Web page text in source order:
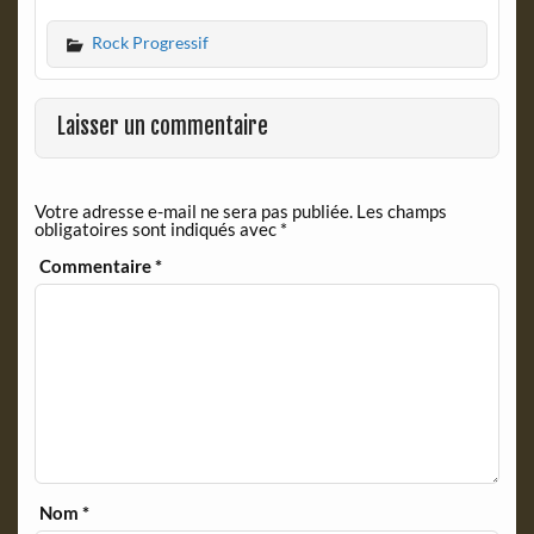
c
e
b
o
o
k
i
n
t
F
r
e
d
l
y
Rock Progressif
Laisser un commentaire
Votre adresse e-mail ne sera pas publiée. Les champs
obligatoires sont indiqués avec *
Commentaire*
Nom*